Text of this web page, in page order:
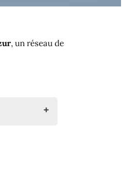
, un réseau de